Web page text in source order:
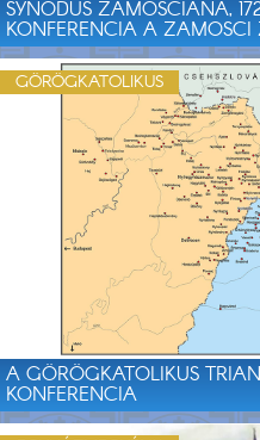
SYNODUS ZAMOSCIANA,
KONFERENCIA A ZAMOSCI
A GÖRÖGKATOLIKUS
KONFERENCIA
GÖRÖGKATOLIKUS